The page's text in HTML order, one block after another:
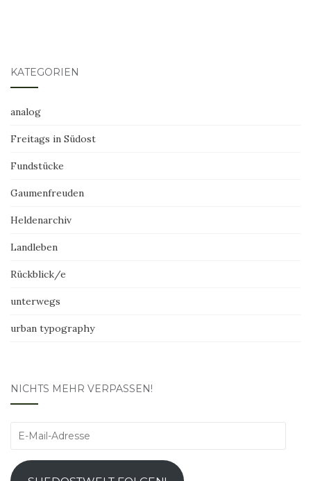
KATEGORIEN
analog
Freitags in Südost
Fundstücke
Gaumenfreuden
Heldenarchiv
Landleben
Rückblick/e
unterwegs
urban typography
NICHTS MEHR VERPASSEN!
E-
Adresse